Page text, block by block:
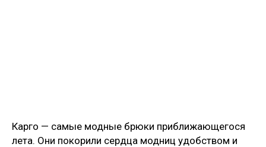
Карго — самые модные брюки приближающегося
лета. Они покорили сердца модниц удобством и